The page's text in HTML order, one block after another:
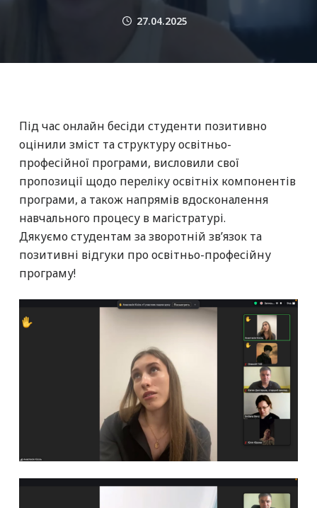
27.04.2025
Під час онлайн бесіди студенти позитивно
оцінили зміст та структуру освітньо-
професійної програми, висловили свої
пропозиції щодо переліку освітніх компонентів
програми, а також напрямів вдосконалення
навчального процесу в магістратурі.
Дякуємо студентам за зворотній зв’язок та
позитивні відгуки про освітньо-професійну
програму!